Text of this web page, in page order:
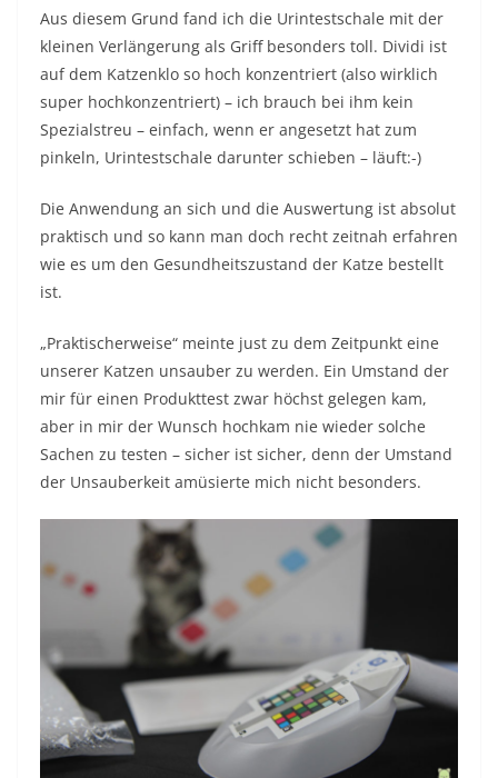
Aus diesem Grund fand ich die Urintestschale mit der
kleinen Verlängerung als Griff besonders toll. Dividi ist
auf dem Katzenklo so hoch konzentriert (also wirklich
super hochkonzentriert) – ich brauch bei ihm kein
Spezialstreu – einfach, wenn er angesetzt hat zum
pinkeln, Urintestschale darunter schieben – läuft:-)
Die Anwendung an sich und die Auswertung ist absolut
praktisch und so kann man doch recht zeitnah erfahren
wie es um den Gesundheitszustand der Katze bestellt
ist.
„Praktischerweise“ meinte just zu dem Zeitpunkt eine
unserer Katzen unsauber zu werden. Ein Umstand der
mir für einen Produkttest zwar höchst gelegen kam,
aber in mir der Wunsch hochkam nie wieder solche
Sachen zu testen – sicher ist sicher, denn der Umstand
der Unsauberkeit amüsierte mich nicht besonders.